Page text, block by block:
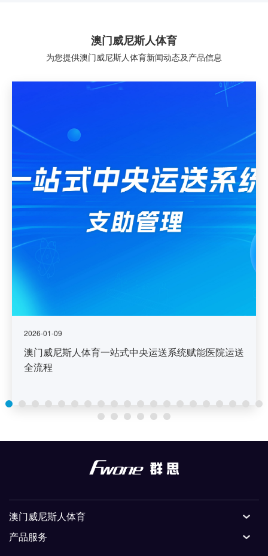
澳门威尼斯人体育
为您提供澳门威尼斯人体育新闻动态及产品信息
2026-01-09
澳门威尼斯人体育一站式中央运送系统赋能医院运送
全流程
澳门威尼斯人体育
产品服务